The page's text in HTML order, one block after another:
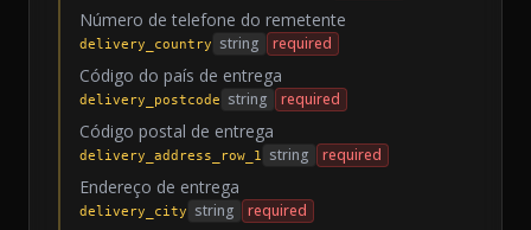
Número de telefone do remetente
delivery_country string required
Código do país de entrega
delivery_postcode string required
Código postal de entrega
delivery_address_row_1 string required
Endereço de entrega
delivery_city string required